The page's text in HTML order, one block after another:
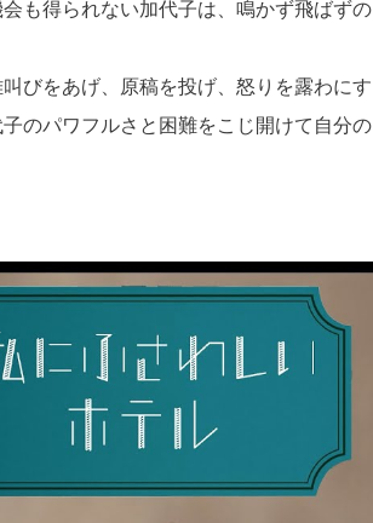
も得られない加代子は、鳴かず飛ばずの
をあげ、原稿を投げ、怒りを露わにす
のパワフルさと困難をこじ開けて自分の